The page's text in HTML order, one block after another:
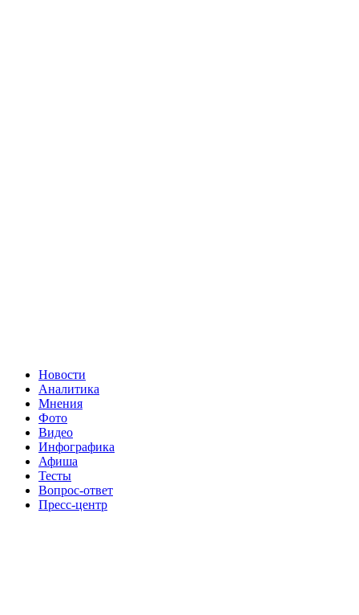
Новости
Аналитика
Мнения
Фото
Видео
Инфографика
Афиша
Тесты
Вопрос-ответ
Пресс-центр